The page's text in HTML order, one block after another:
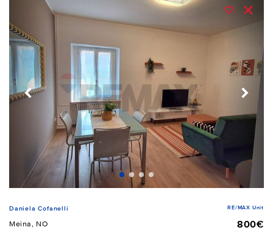
Daniela Cofanelli RE/MAX Unit
Meina, NO
800€